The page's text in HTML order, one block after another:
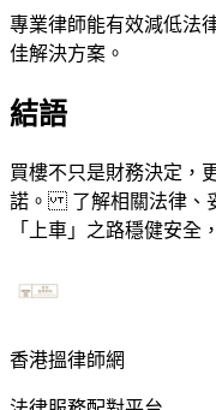
專業律師能有效減低法
佳解決方案。
結語
買樓不只是財務決定，
諾。 了解相關法律、
「上車」之路穩健安全
香港搵律師網